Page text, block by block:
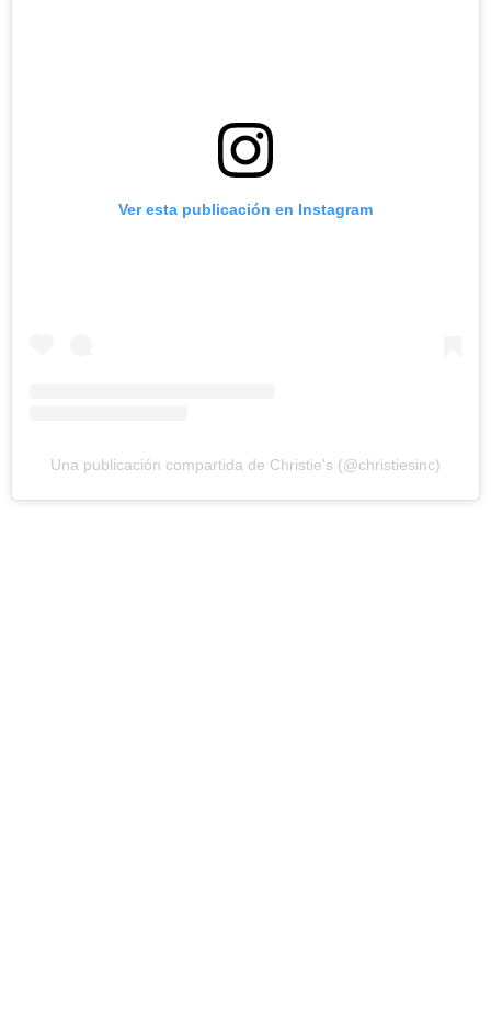
Ver esta publicación en Instagram
Una publicación compartida de Christie's (@christiesinc)